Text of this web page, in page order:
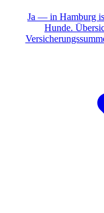
Ja — in Hamburg
Hunde.